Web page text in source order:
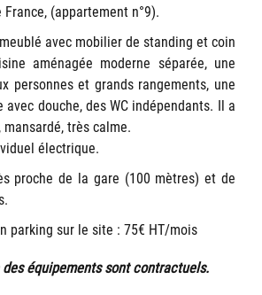
(appartement n°9).
avec mobilier de standing et coin
aménagée moderne séparée, une
personnes et grands rangements, une
douche, des WC indépendants. Il a
très calme.
électrique.
proche de la gare (100 mètres) et de
parking sur le site : 75€ HT/mois
équipements sont contractuels.